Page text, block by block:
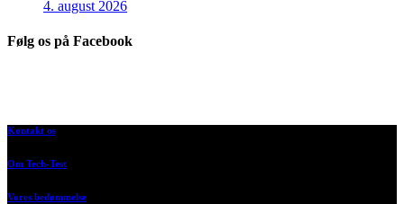
4. august 2026
Følg os på Facebook
Kontakt os
Om Tech-Test
Vores bedømmelse